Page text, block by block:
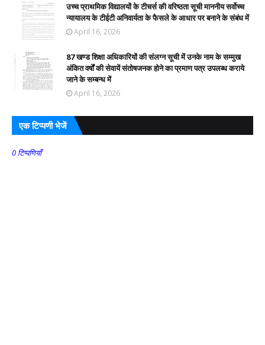
उच्च प्राथमिक विद्यालयों के टीचर्स की वरिष्ठता सूची माननीय सर्वोच्च
न्यायालय के टीईटी अनिवार्यता के फैसले के आधार पर बनाने के संबंध में
April 16, 2026
87 खण्ड शिक्षा अधिकारियों की संलग्न सूची में उनके नाम के सम्मुख
अंकित वर्षों की सेवायें संतोषजनक होने का प्रमाण पत्र उपलब्ध कराये
जाने के सम्बन्ध में
April 16, 2026
एक टिप्पणी भेजें
0 टिप्पणियाँ